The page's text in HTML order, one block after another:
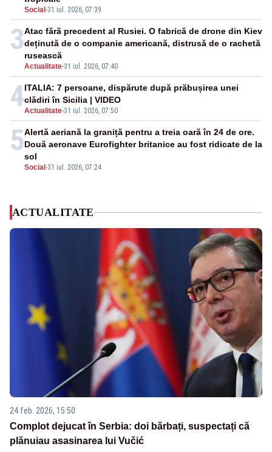
Social -31 iul. 2026, 07:39
3
Actualitate-31 iul. 2026, 07:40
Atac fără precedent al Rusiei. O fabrică de drone din Kiev
deținută de o companie americană, distrusă de o rachetă
rusească
4Actualitate-31 iul. 2026, 07:50
ITALIA: 7 persoane, dispărute după prăbușirea unei
clădiri în Sicilia | VIDEO
5
Social -31 iul. 2026, 07:24
Alertă aeriană la graniță pentru a treia oară în 24 de ore.
Două aeronave Eurofighter britanice au fost ridicate de la
sol
ACTUALITATE
24 feb. 2026, 15:50
Complot dejucat în Serbia: doi bărbați, suspectați că
plănuiau asasinarea lui Vučić